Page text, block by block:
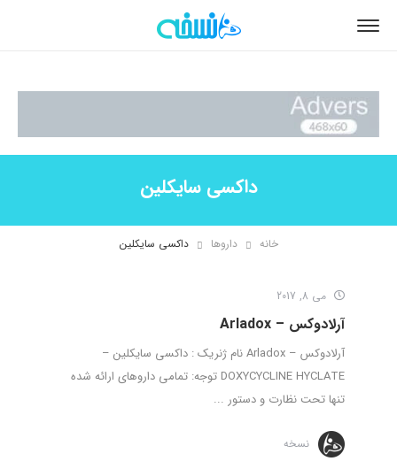
داکسی سایکلین
خانه داروها داکسی سایکلین
می 8, 2017
آرلادوکس – Arladox
آرلادوکس – Arladox نام ژنریک : داکسی سایکلین –
DOXYCYCLINE HYCLATE توجه: تمامی داروهای ارائه شده
تنها تحت نظارت و دستور ...
نسخه